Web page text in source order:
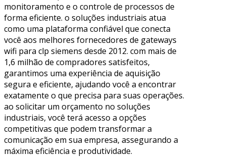
monitoramento e o controle de processos de
forma eficiente. o soluções industriais atua
como uma plataforma confiável que conecta
você aos melhores fornecedores de gateways
wifi para clp siemens desde 2012. com mais de
1,6 milhão de compradores satisfeitos,
garantimos uma experiência de aquisição
segura e eficiente, ajudando você a encontrar
exatamente o que precisa para suas operações.
ao solicitar um orçamento no soluções
industriais, você terá acesso a opções
competitivas que podem transformar a
comunicação em sua empresa, assegurando a
máxima eficiência e produtividade.